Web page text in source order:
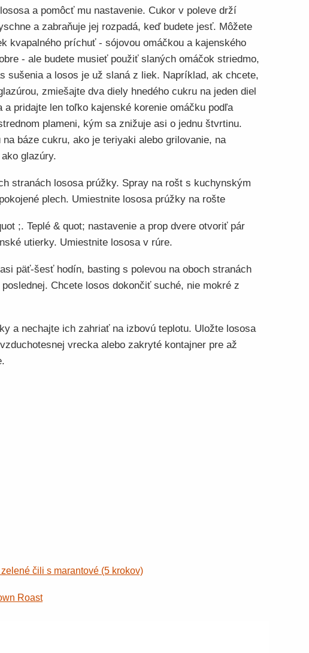
a pomôcť mu nastavenie. Cukor v poleve drží
a zabraňuje jej rozpadá, keď budete jesť. Môžete
kvapalného príchuť - sójovou omáčkou a kajenského
- ale budete musieť použiť slaných omáčok striedmo,
sušenia a losos je už slaná z liek. Napríklad, ak chcete,
zmiešajte dva diely hnedého cukru na jeden diel
pridajte len toľko kajenské korenie omáčku podľa
plameni, kým sa znižuje asi o jednu štvrtinu.
báze cukru, ako je teriyaki alebo grilovanie, na
glazúry.
stranách lososa prúžky. Spray na rošt s kuchynským
plech. Umiestnite lososa prúžky na rošte
;. Teplé & quot; nastavenie a prop dvere otvoriť pár
utierky. Umiestnite lososa v rúre.
päť-šesť hodín, basting s polevou na oboch stranách
Chcete losos dokončiť suché, nie mokré z
a nechajte ich zahriať na izbovú teplotu. Uložte lososa
vrecka alebo zakryté kontajner pre až
čili s marantové (5 krokov)
Roast